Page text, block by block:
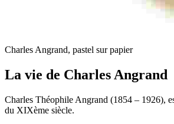
Charles Angrand, pastel sur papier
La vie de Charles Angrand
Charles Théophile Angrand (1854 – 1926),
du XIXème siècle.